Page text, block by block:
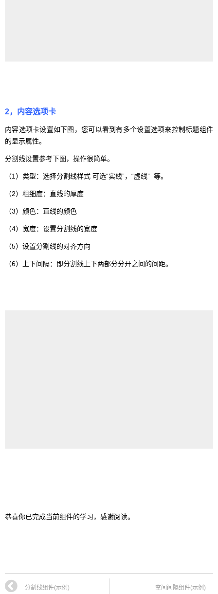
2，内容选项卡
内容选项卡设置如下图，您可以看到有多个设置选项来控制标题组件
的显示属性。
分割线设置参考下图，操作很简单。
（1）类型：选择分割线样式 可选“实线”，“虚线” 等。
（2）粗细度：直线的厚度
（3）颜色：直线的颜色
（4）宽度：设置分割线的宽度
（5）设置分割线的对齐方向
（6）上下间隔：即分割线上下两部分分开之间的间距。
恭喜你已完成当前组件的学习，感谢阅读。
分割线组件(示例) 空间间隔组件(示例)